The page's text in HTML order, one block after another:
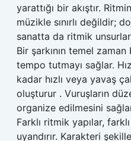
yarattığı bir akıştır.
müzikle sınırlı değildir;
sanatta da ritmik
Bir şarkının temel
tempo tutmayı sağlar.
kadar hızlı veya yavaş
oluşturur . Vuruşların
organize edilmesini
Farklı ritmik yapılar,
uyandırır. Karakteri